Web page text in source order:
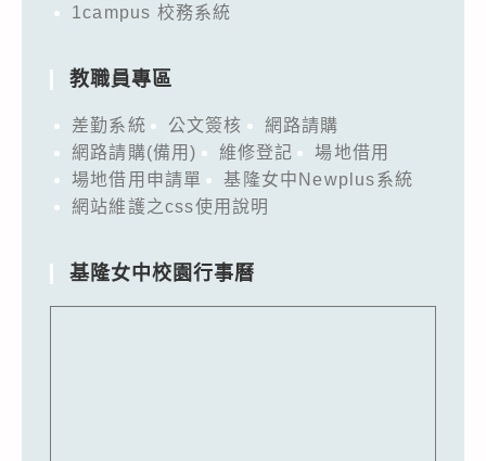
1campus 校務系統
教職員專區
差勤系統 公文簽核
網路請購
網路請購(備用)
維修登記
場地借用
場地借用申請單
基隆女中Newplus系統
網站維護之css使用說明
基隆女中校園行事曆